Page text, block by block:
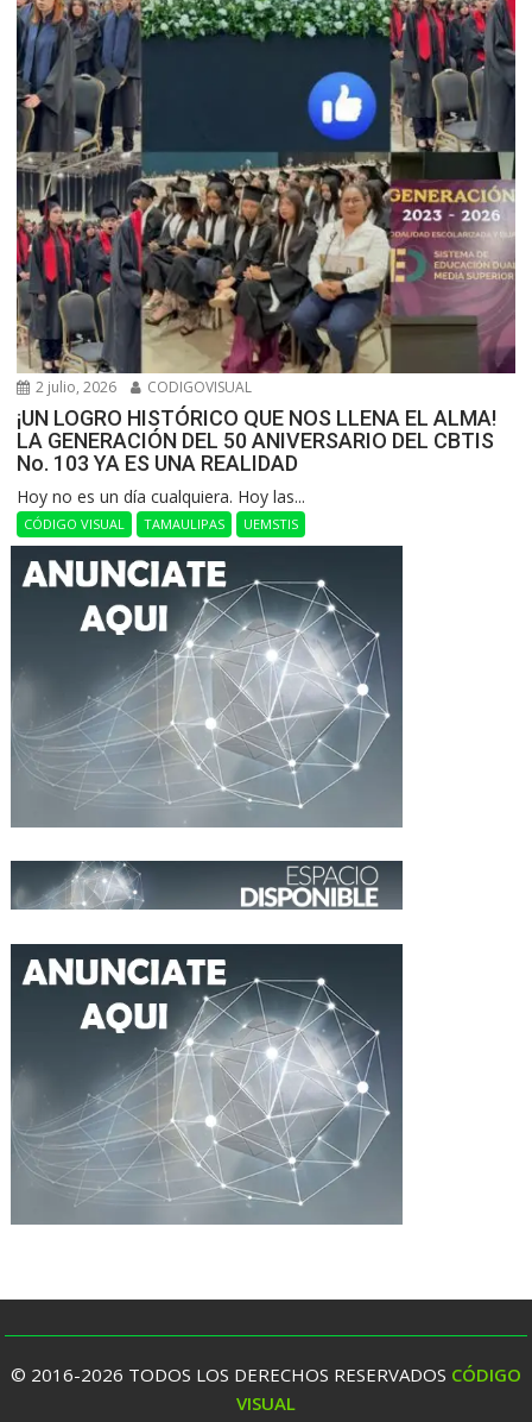
2 julio, 2026 CODIGOVISUAL
¡UN LOGRO HISTÓRICO QUE NOS LLENA EL ALMA!
LA GENERACIÓN DEL 50 ANIVERSARIO DEL CBTIS
No. 103 YA ES UNA REALIDAD
Hoy no es un día cualquiera. Hoy las...
CÓDIGO VISUAL TAMAULIPAS UEMSTIS
© 2016-2026 TODOS LOS DERECHOS RESERVADOS CÓDIGO
VISUAL